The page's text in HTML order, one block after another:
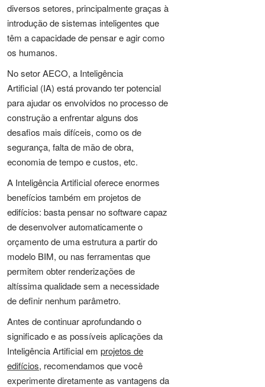
diversos setores, principalmente graças à
introdução de sistemas inteligentes que
têm a capacidade de pensar e agir como
os humanos.
No setor AECO, a Inteligência
Artificial (IA) está provando ter potencial
para ajudar os envolvidos no processo de
construção a enfrentar alguns dos
desafios mais difíceis, como os de
segurança, falta de mão de obra,
economia de tempo e custos, etc.
A Inteligência Artificial oferece enormes
benefícios também em projetos de
edifícios: basta pensar no software capaz
de desenvolver automaticamente o
orçamento de uma estrutura a partir do
modelo BIM, ou nas ferramentas que
permitem obter renderizações de
altíssima qualidade sem a necessidade
de definir nenhum parâmetro.
Antes de continuar aprofundando o
significado e as possíveis aplicações da
Inteligência Artificial em projetos de
edifícios, recomendamos que você
experimente diretamente as vantagens da